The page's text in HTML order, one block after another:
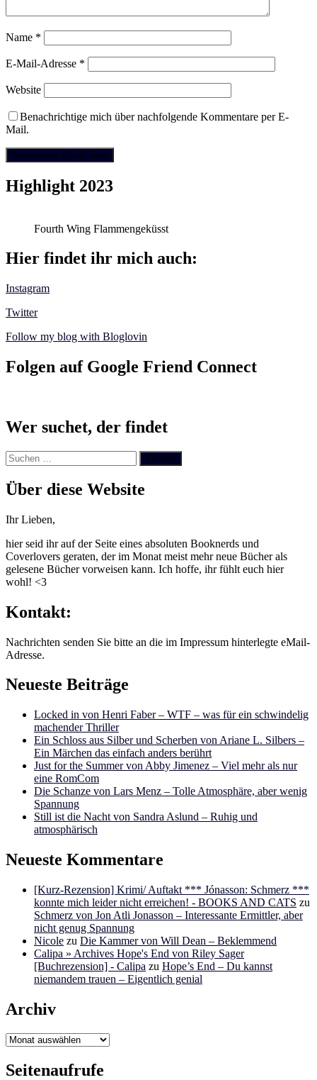
Name *
E-Mail-Adresse *
Website
Benachrichtige mich über nachfolgende Kommentare per E-
Mail.
Highlight 2023
Fourth Wing Flammengeküsst
Hier findet ihr mich auch:
Instagram
Twitter
Follow my blog with Bloglovin
Folgen auf Google Friend Connect
Wer suchet, der findet
Suchen
nach:
Über diese Website
Ihr Lieben,
hier seid ihr auf der Seite eines absoluten Booknerds und
Coverlovers geraten, der im Monat meist mehr neue Bücher als
gelesene Bücher vorweisen kann. Ich hoffe, ihr fühlt euch hier
wohl! <3
Kontakt:
Nachrichten senden Sie bitte an die im Impressum hinterlegte eMail-
Adresse.
Neueste Beiträge
Locked in von Henri Faber – WTF – was für ein schwindelig
machender Thriller
Ein Schloss aus Silber und Scherben von Ariane L. Silbers –
Ein Märchen das einfach anders berührt
Just for the Summer von Abby Jimenez – Viel mehr als nur
eine RomCom
Die Schanze von Lars Menz – Tolle Atmosphäre, aber wenig
Spannung
Still ist die Nacht von Sandra Aslund – Ruhig und
atmosphärisch
Neueste Kommentare
[Kurz-Rezension] Krimi/ Auftakt *** Jónasson: Schmerz ***
konnte mich leider nicht erreichen! - BOOKS AND CATS zu
Schmerz von Jon Atli Jonasson – Interessante Ermittler, aber
nicht genug Spannung
Nicole zu Die Kammer von Will Dean – Beklemmend
Calipa » Archives Hope's End von Riley Sager
[Buchrezension] - Calipa zu Hope’s End – Du kannst
niemandem trauen – Eigentlich genial
Archiv
Archiv
Seitenaufrufe